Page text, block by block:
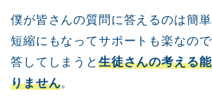
僕が皆さんの質問に答えるのは簡
短縮にもなってサポートも楽なの
答してしまうと 生徒さんの考える
りません。